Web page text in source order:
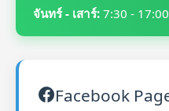
จันทร์ - เสาร์: 7:30 -
Facebook